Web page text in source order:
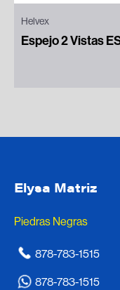
Helvex
Espejo 2 Vistas
Elysa Matriz
Piedras Negras
878-783-1515
878-783-1515